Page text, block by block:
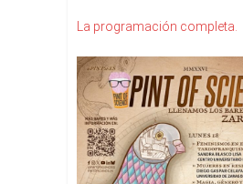
La programación completa.